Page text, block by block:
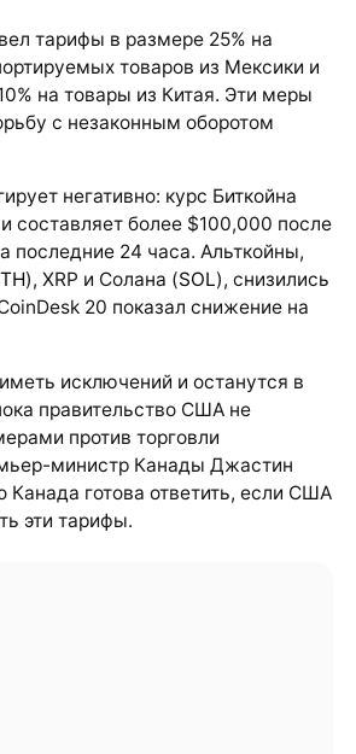
тарифы в размере 25% на
товаров из Мексики и
на товары из Китая. Эти меры
с незаконным оборотом
негативно: курс Биткойна
составляет более $100,000 после
последние 24 часа. Альткойны,
), XRP и Солана (SOL), снизились
20 показал снижение на
исключений и останутся в
правительство США не
против торговли
министр Канады Джастин
Канада готова ответить, если США
эти тарифы.